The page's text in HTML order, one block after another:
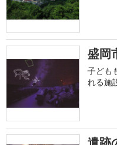
盛岡
子ども
れる施